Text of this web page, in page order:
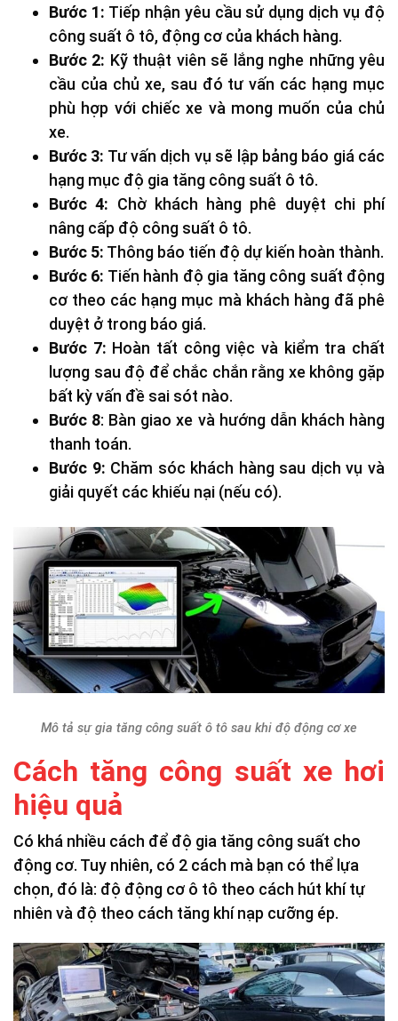
Bước 1: Tiếp nhận yêu cầu sử dụng dịch vụ độ
công suất ô tô, động cơ của khách hàng.
Bước 2: Kỹ thuật viên sẽ lắng nghe những yêu
cầu của chủ xe, sau đó tư vấn các hạng mục
phù hợp với chiếc xe và mong muốn của chủ
xe.
Bước 3: Tư vấn dịch vụ sẽ lập bảng báo giá các
hạng mục độ gia tăng công suất ô tô.
Bước 4: Chờ khách hàng phê duyệt chi phí
nâng cấp độ công suất ô tô.
Bước 5: Thông báo tiến độ dự kiến hoàn thành.
Bước 6: Tiến hành độ gia tăng công suất động
cơ theo các hạng mục mà khách hàng đã phê
duyệt ở trong báo giá.
Bước 7: Hoàn tất công việc và kiểm tra chất
lượng sau độ để chắc chắn rằng xe không gặp
bất kỳ vấn đề sai sót nào.
Bước 8: Bàn giao xe và hướng dẫn khách hàng
thanh toán.
Bước 9: Chăm sóc khách hàng sau dịch vụ và
giải quyết các khiếu nại (nếu có).
Mô tả sự gia tăng công suất ô tô sau khi độ động cơ xe
Cách tăng công suất xe hơi
hiệu quả
Có khá nhiều cách để độ gia tăng công suất cho
động cơ. Tuy nhiên, có 2 cách mà bạn có thể lựa
chọn, đó là: độ động cơ ô tô theo cách hút khí tự
nhiên và độ theo cách tăng khí nạp cưỡng ép.